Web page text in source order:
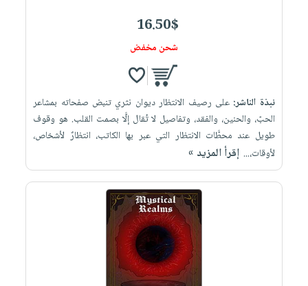
16.50$
شحن مخفض
نبذة الناشر:على رصيف الانتظار ديوان نثري تنبض صفحاته بمشاعر
الحبّ، والحنين، والفقد، وتفاصيل لا تُقال إلَّا بصمت القلب. هو وقوف
طويل عند محطَّات الانتظار التي عبر بها الكاتب، انتظارٌ لأشخاص،
لأوقات،... إقرأ المزيد »